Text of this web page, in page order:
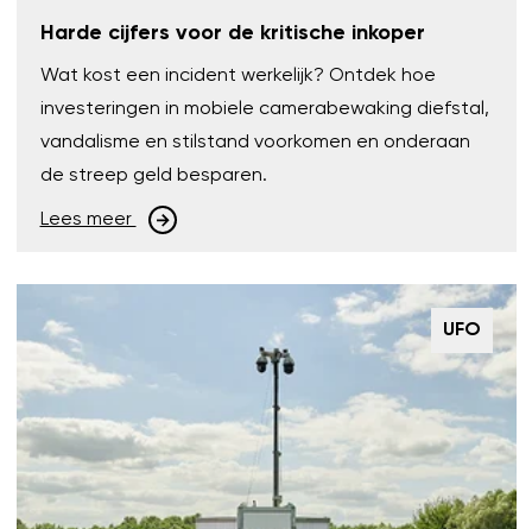
Harde cijfers voor de kritische inkoper
Wat kost een incident werkelijk? Ontdek hoe
investeringen in mobiele camerabewaking diefstal,
vandalisme en stilstand voorkomen en onderaan
de streep geld besparen.
Lees meer
UFO